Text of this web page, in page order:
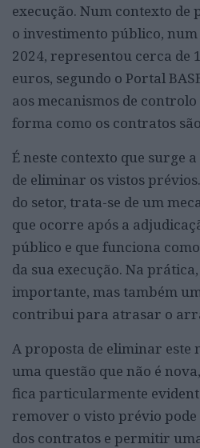
execução. Num contexto de
o investimento público, num
2024, representou cerca de
euros, segundo o Portal
aos mecanismos de
forma como os contratos
É neste contexto que surge
de eliminar os vistos
do setor, trata-se de um
que ocorre após a
público e que funciona
da sua execução. Na
importante, mas também
contribui para atrasar o
A proposta de eliminar este
uma questão que não é
fica particularmente
remover o visto prévio
dos contratos e permitir